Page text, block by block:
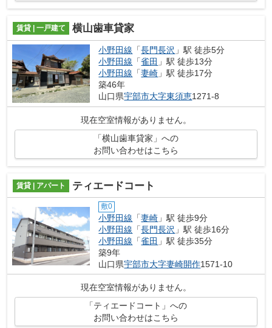
賃貸 | 一戸建て 横山歯車貸家
小野田線 「長門長沢 」駅 徒歩5分
小野田線 「雀田 」駅 徒歩13分
小野田線 「妻崎 」駅 徒歩17分
築46年
山口県宇部市大字東須恵1271-8
現在空室情報がありません。
「横山歯車貸家」への
お問い合わせはこちら
賃貸 | アパート ティエードコート
敷0
小野田線 「妻崎 」駅 徒歩9分
小野田線 「長門長沢 」駅 徒歩16分
小野田線 「雀田 」駅 徒歩35分
築9年
山口県宇部市大字妻崎開作1571-10
現在空室情報がありません。
「ティエードコート」への
お問い合わせはこちら